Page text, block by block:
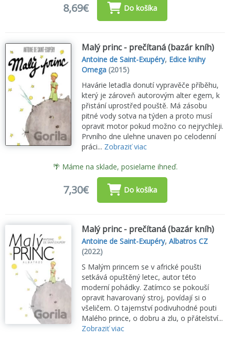
8,69€ Do košíka
Malý princ - prečítaná (bazár kníh)
Antoine de Saint-Exupéry, Edice knihy
Omega (2015)
Havárie letadla donutí vypravěče příběhu,
který je zároveň autorovým alter egem, k
přistání uprostřed pouště. Má zásobu
pitné vody sotva na týden a proto musí
opravit motor pokud možno co nejrychleji.
Prvního dne ulehne unaven po celodenní
práci... Zobraziť viac
🌴 Máme na sklade, posielame ihneď.
7,30€ Do košíka
Malý princ - prečítaná (bazár kníh)
Antoine de Saint-Exupéry,Albatros CZ
(2022)
S Malým princem se v africké poušti
setkává opuštěný letec, autor této
moderní pohádky. Zatímco se pokouší
opravit havarovaný stroj, povídají si o
všeličem. O tajemství podivuhodné pouti
Malého prince, o dobru a zlu, o přátelství...
Zobraziť viac